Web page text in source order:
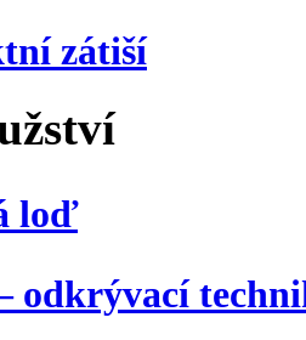
zátiší
loď
odkrývací